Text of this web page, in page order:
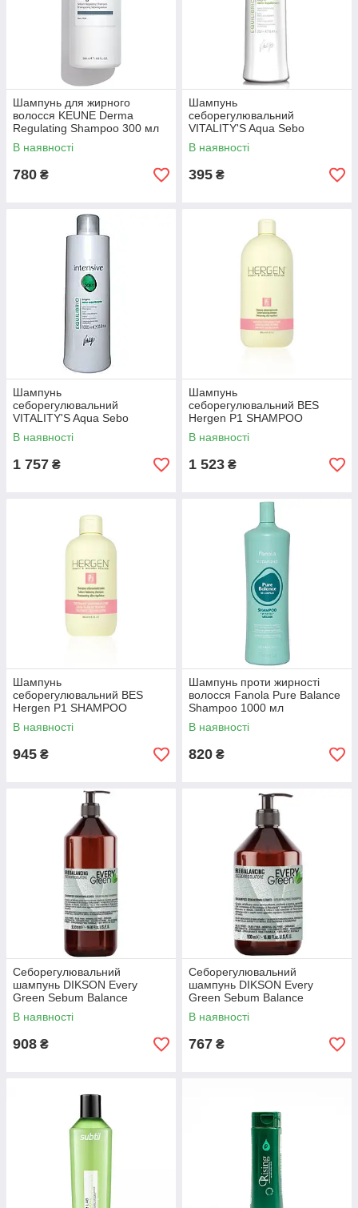
Шампунь для жирного
волосся KEUNE Derma
Regulating Shampoo 300 мл
В наявності
780 ₴
Шампунь
себорегулювальний
VITALITY'S Aqua Sebo
Balancing Shampoo 250 мл
В наявності
395 ₴
Шампунь
себорегулювальний
VITALITY'S Aqua Sebo
Balancing Shampoo 1000 мл
В наявності
1 757 ₴
Шампунь
себорегулювальний BES
Hergen P1 SHAMPOO
SEBONORMALIZZANTE 1000
мл
В наявності
1 523 ₴
Шампунь
себорегулювальний BES
Hergen P1 SHAMPOO
SEBONORMALIZZANTE 400
мл
В наявності
945 ₴
Шампунь проти жирності
волосся Fanola Pure Balance
Shampoo 1000 мл
В наявності
820 ₴
Себорегулювальний
шампунь DIKSON Every
Green Sebum Balance
Shampoo 1000 мл
В наявності
908 ₴
Себорегулювальний
шампунь DIKSON Every
Green Sebum Balance
Shampoo 500 мл
В наявності
767 ₴